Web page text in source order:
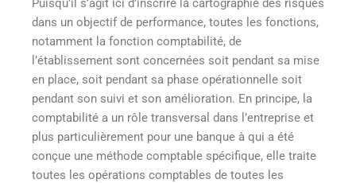
Puisqu’il s’agit ici d’inscrire la cartographie des risques
dans un objectif de performance, toutes les fonctions,
notamment la fonction comptabilité, de
l’établissement sont concernées soit pendant sa mise
en place, soit pendant sa phase opérationnelle soit
pendant son suivi et son amélioration. En principe, la
comptabilité a un rôle transversal dans l’entreprise et
plus particulièrement pour une banque à qui a été
conçue une méthode comptable spécifique, elle traite
toutes les opérations comptables de toutes les